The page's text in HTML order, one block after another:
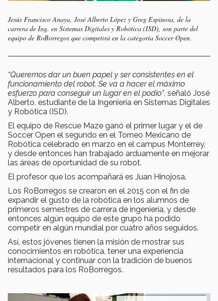
Jesús Francisco Anaya, José Alberto López y Greg Espinosa, de la
carrera de Ing. en Sistemas Digitales y Robótica (ISD), son parte del
equipo de RoBorregos que competirá en la categoría Soccer Open.
“Queremos dar un buen papel y ser consistentes en el
funcionamiento del robot. Se va a hacer el máximo
esfuerzo para conseguir un lugar en el podio”, señaló José
Alberto, estudiante de la Ingeniería en Sistemas Digitales
y Robótica (ISD).
El equipo de Rescue Maze ganó el primer lugar y el de
Soccer Open el segundo en el Torneo Mexicano de
Robótica celebrado en marzo en el campus Monterrey,
y desde entonces han trabajado arduamente en mejorar
las áreas de oportunidad de su robot.
El profesor que los acompañará es Juan Hinojosa.
Los RoBorregos se crearon en el 2015 con el fin de
expandir el gusto de la robótica en los alumnos de
primeros semestres de carrera de ingeniería, y desde
entonces algún equipo de este grupo ha podido
competir en algún mundial por cuatro años seguidos.
Así, estos jóvenes tienen la misión de mostrar sus
conocimientos en robótica, tener una experiencia
internacional y continuar con la tradición de buenos
resultados para los RoBorregos.